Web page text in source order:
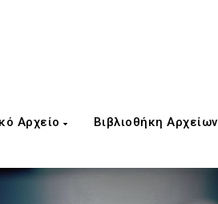
Αρχείο Βιβλιοθήκη Αρχείων